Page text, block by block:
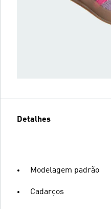
Detalhes
Modelagem padrão
Cadarços